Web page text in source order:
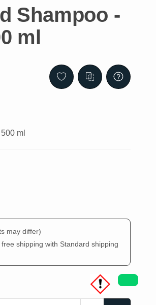
Shampoo -
ml
ml
may differ)
shipping with Standard shipping